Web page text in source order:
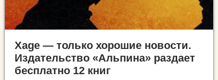
Xage — только хорошие новости.
Издательство «Альпина» раздает
бесплатно 12 книг